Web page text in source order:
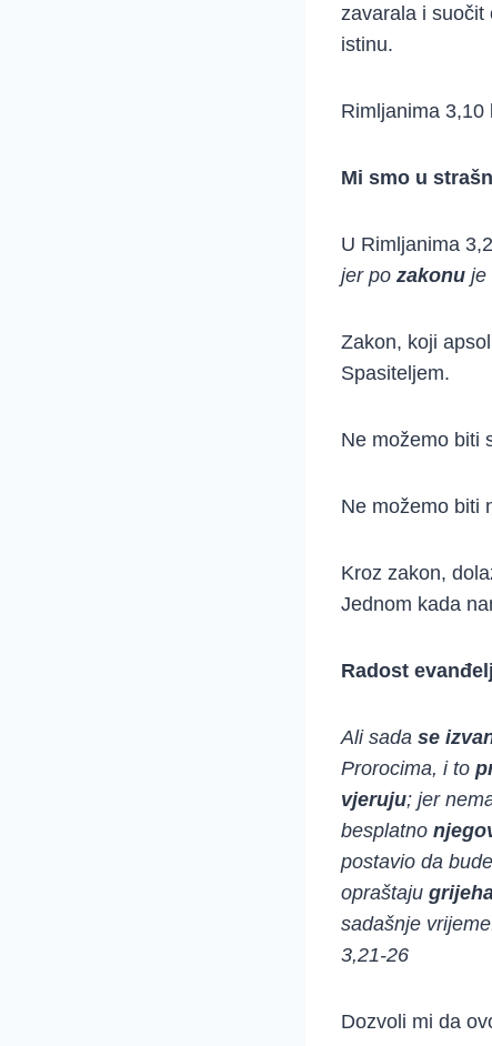
zavarala i suočit
istinu.
Rimljanima 3,10
Mi smo u
U Rimljanima
jer po zakonu je
Zakon, koji
Spasiteljem.
Ne možemo biti
Ne možemo biti
Kroz zakon,
Jednom kada
Radost
Ali sada se
Prorocima, i to
vjeruju; jer
besplatno
postavio da bude
opraštaju
sadašnje
3,21-26
Dozvoli mi da